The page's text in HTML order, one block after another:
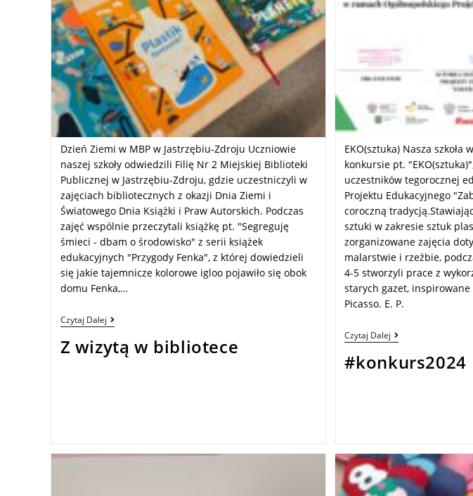
Dzień Ziemi w MBP w Jastrzębiu-Zdroju Uczniowie
naszej szkoły odwiedzili Filię Nr 2 Miejskiej Biblioteki
Publicznej w Jastrzębiu-Zdroju, gdzie uczestniczyli w
zajęciach bibliotecznych z okazji Dnia Ziemi i
Światowego Dnia Książki i Praw Autorskich. Podczas
zajęć wspólnie przeczytali książkę pt. "Segreguję
śmieci - dbam o środowisko" z serii książek
edukacyjnych "Przygody Fenka", z której dowiedzieli
się jakie tajemnicze kolorowe igloo pojawiło się obok
domu Fenka,…
Czytaj Dalej
Z wizytą w bibliotece
EKO(sztuka) Nasza szkoła
konkursie pt.
uczestników tegorocznej
Projektu Edukacyjnego
coroczną
sztuki w zakresie sztuk
zorganizowane zajęcia
malarstwie i rzeźbie,
4-5 stworzyli prace z
starych gazet, inspirowane
Picasso. E. P.
Czytaj Dalej
#konkurs2024